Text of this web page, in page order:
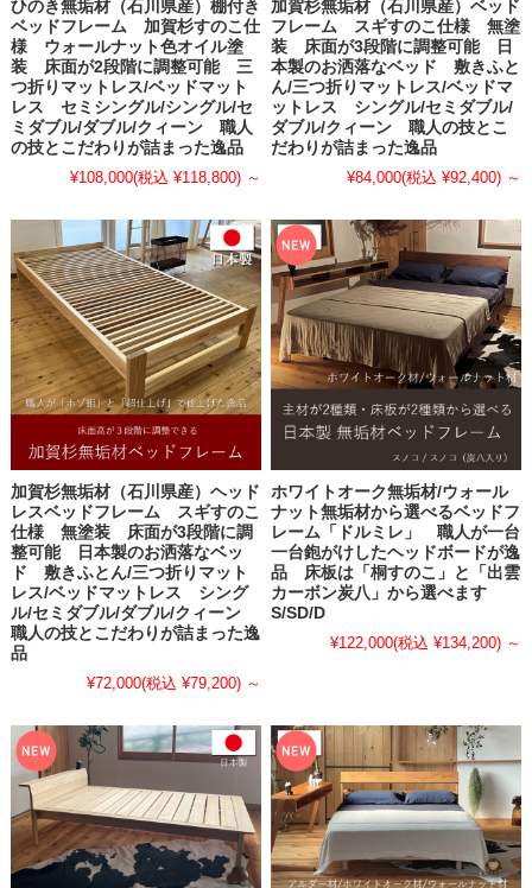
ひのき無垢材（石川県産）棚付き
ベッドフレーム 加賀杉すのこ仕
様 ウォールナット色オイル塗
装 床面が2段階に調整可能 三
つ折りマットレス/ベッドマット
レス セミシングル/シングル/セ
ミダブル/ダブル/クィーン 職人
の技とこだわりが詰まった逸品
¥108,000(税込 ¥118,800) ～
加賀杉無垢材（石川県産）ベッド
フレーム スギすのこ仕様 無塗
装 床面が3段階に調整可能 日
本製のお洒落なベッド 敷きふと
ん/三つ折りマットレス/ベッドマ
ットレス シングル/セミダブル/
ダブル/クィーン 職人の技とこ
だわりが詰まった逸品
¥84,000(税込 ¥92,400) ～
加賀杉無垢材（石川県産）ヘッド
レスベッドフレーム スギすのこ
仕様 無塗装 床面が3段階に調
整可能 日本製のお洒落なベッ
ド 敷きふとん/三つ折りマット
レス/ベッドマットレス シング
ル/セミダブル/ダブル/クィーン
職人の技とこだわりが詰まった逸
品
¥72,000(税込 ¥79,200) ～
ホワイトオーク無垢材/ウォール
ナット無垢材から選べるベッドフ
レーム「ドルミレ」 職人が一台
一台鉋がけしたヘッドボードが逸
品 床板は「桐すのこ」と「出雲
カーボン炭八」から選べます
S/SD/D
¥122,000(税込 ¥134,200) ～